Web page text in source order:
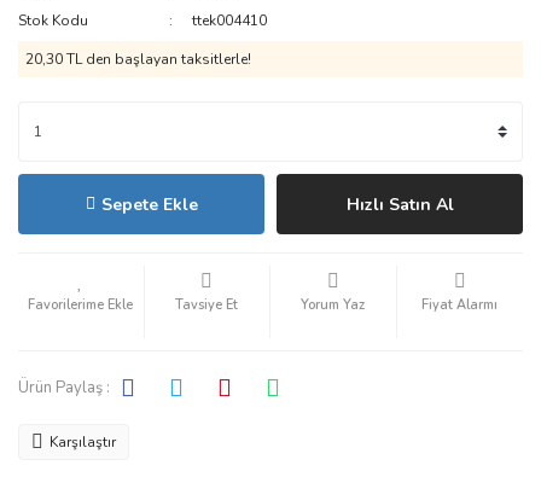
Stok Kodu
ttek004410
20,30 TL den başlayan taksitlerle!
Sepete Ekle Hızlı Satın Al
Tavsiye Et Yorum Yaz Fiyat Alarmı
Ürün Paylaş :
Karşılaştır